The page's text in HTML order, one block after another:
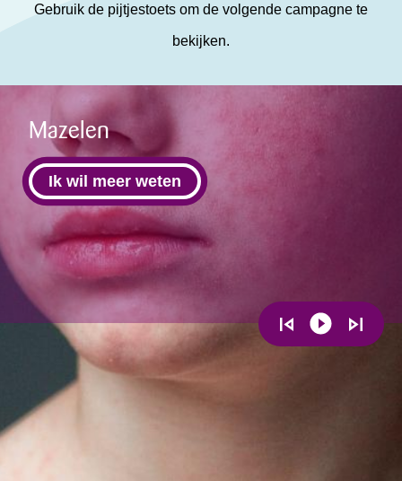
Gebruik de pijtjestoets om de volgende campagne te
bekijken.
Mazelen
Ik wil meer weten